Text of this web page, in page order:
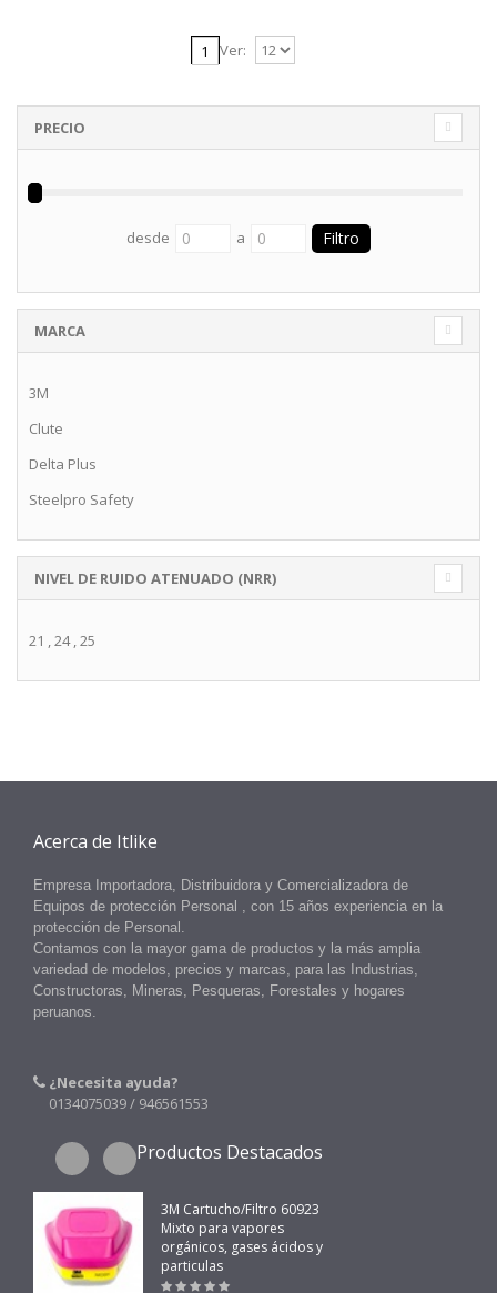
1 Ver:
PRECIO
desde a
MARCA
3M
Clute
Delta Plus
Steelpro Safety
NIVEL DE RUIDO ATENUADO (NRR)
21 ,24,25
Acerca de Itlike
Empresa Importadora, Distribuidora y Comercializadora de
Equipos de protección Personal , con 15 años experiencia en la
protección de Personal.
Contamos con la mayor gama de productos y la más amplia
variedad de modelos, precios y marcas, para las Industrias,
Constructoras, Mineras, Pesqueras, Forestales y hogares
peruanos.
¿Necesita ayuda?
0134075039 / 946561553
Productos Destacados
3M Cartucho/Filtro 60923
Mixto para vapores
orgánicos, gases ácidos y
particulas